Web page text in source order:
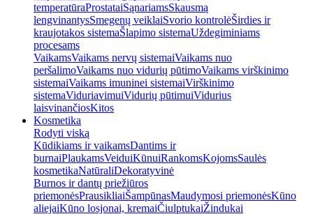
temperatūraProstataiSąnariamsSkausmą
lengvinantysSmegenų veiklaiSvorio kontrolėŠirdies ir
kraujotakos sistemaŠlapimo sistemaUždegiminiams
procesams
VaikamsVaikams nervų sistemaiVaikams nuo
peršalimoVaikams nuo vidurių pūtimoVaikams virškinimo
sistemaiVaikams imuninei sistemaiVirškinimo
sistemaViduriavimuiVidurių pūtimuiVidurius
laisvinančiosKitos
Kosmetika
Rodyti viską
Kūdikiams ir vaikamsDantims ir
burnaiPlaukamsVeiduiKūnuiRankomsKojomsSaulės
kosmetikaNatūraliDekoratyvinė
Burnos ir dantų priežiūros
priemonėsPrausikliaiŠampūnasMaudymosi priemonėsKūno
aliejaiKūno losjonai, kremaiČiulptukaiŽindukai